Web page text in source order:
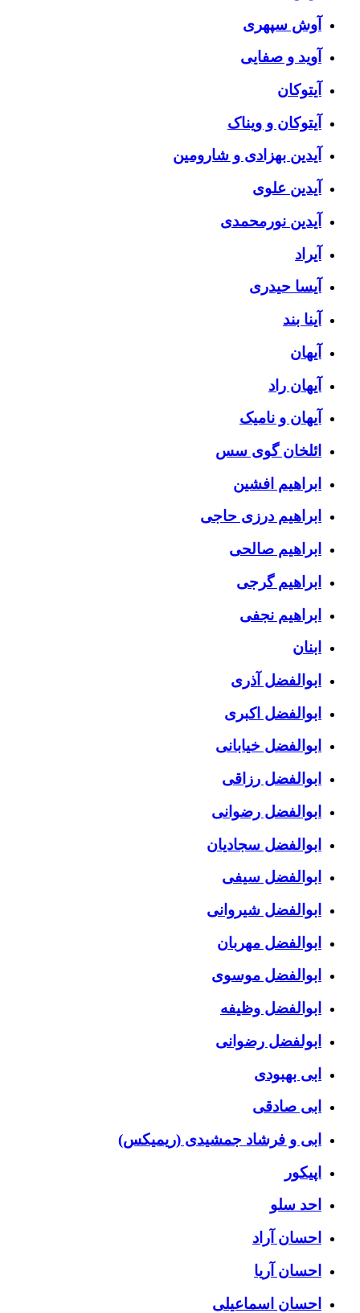
آوش سپهری
آوید و صفایی
آیتوکان
آیتوکان و ویناک
آیدین بهزادی و شارومین
آیدین علوی
آیدین نورمحمدی
آیراد
آیسا حیدری
آینا بند
آیهان
آیهان راد
آیهان و نامیک
ائلخان گوی سس
ابراهیم افشین
ابراهیم درزی حاجی
ابراهیم صالحی
ابراهیم گرجی
ابراهیم نجفی
ابنان
ابوالفضل آذری
ابوالفضل اکبری
ابوالفضل خیابانی
ابوالفضل رزاقی
ابوالفضل رضوانی
ابوالفضل سجادیان
ابوالفضل سیفی
ابوالفضل شیروانی
ابوالفضل مهربان
ابوالفضل موسوی
ابوالفضل وظیفه
ابولفضل رضوانی
ابی بهبودی
ابی صادقی
ابی و فرشاد جمشیدی (ریمیکس)
اپیکور
احد سلو
احسان آراد
احسان آریا
احسان اسماعیلی